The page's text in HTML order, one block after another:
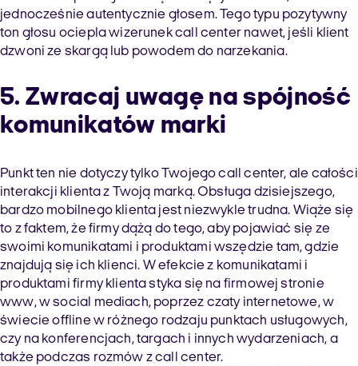
jednocześnie autentycznie głosem. Tego typu pozytywny
ton głosu ociepla wizerunek call center nawet, jeśli klient
dzwoni ze skargą lub powodem do narzekania.
5. Zwracaj uwagę na spójność
komunikatów marki
Punkt ten nie dotyczy tylko Twojego call center, ale całości
interakcji klienta z Twoją marką. Obsługa dzisiejszego,
bardzo mobilnego klienta jest niezwykle trudna. Wiąże się
to z faktem, że firmy dążą do tego, aby pojawiać się ze
swoimi komunikatami i produktami wszędzie tam, gdzie
znajdują się ich klienci. W efekcie z komunikatami i
produktami firmy klienta styka się na firmowej stronie
www, w social mediach, poprzez czaty internetowe, w
świecie offline w różnego rodzaju punktach usługowych,
czy na konferencjach, targach i innych wydarzeniach, a
także podczas rozmów z call center.